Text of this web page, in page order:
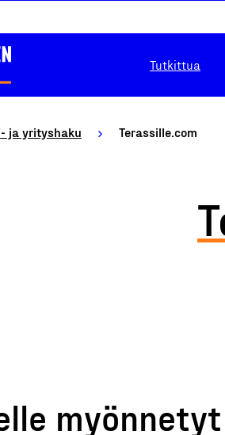
Tutkittua
ja yrityshaku Terassille.com
myönnetyt